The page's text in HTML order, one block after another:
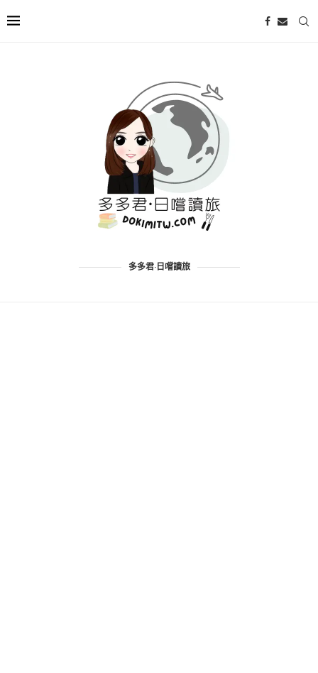
多多君·日嚐讀旅